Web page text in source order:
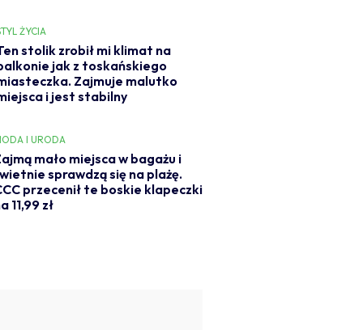
ŻYCIA
stolik zrobił mi klimat na
jak z toskańskiego
Zajmuje malutko
i jest stabilny
I URODA
mało miejsca w bagażu i
sprawdzą się na plażę.
przecenił te boskie klapeczki
11,99 zł